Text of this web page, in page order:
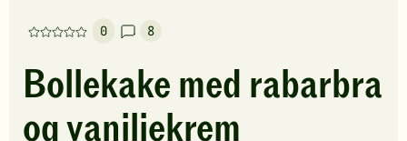
0
Denne
har
foreløpig
ingen
8
Bollekake med rabarbra
og vaniljekrem